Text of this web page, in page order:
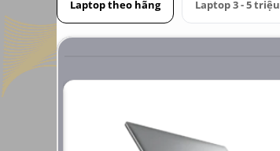
Laptop theo hãng Laptop 3 - 5 triệu